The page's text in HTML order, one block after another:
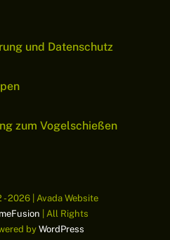
und Datenschutz
zum Vogelschießen
2026 | Avada Website
| All Rights
by WordPress